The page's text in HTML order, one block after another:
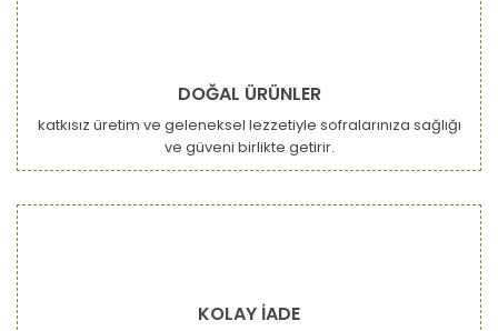
DOĞAL ÜRÜNLER
katkısız üretim ve geleneksel lezzetiyle sofralarınıza sağlığı
ve güveni birlikte getirir.
KOLAY İADE